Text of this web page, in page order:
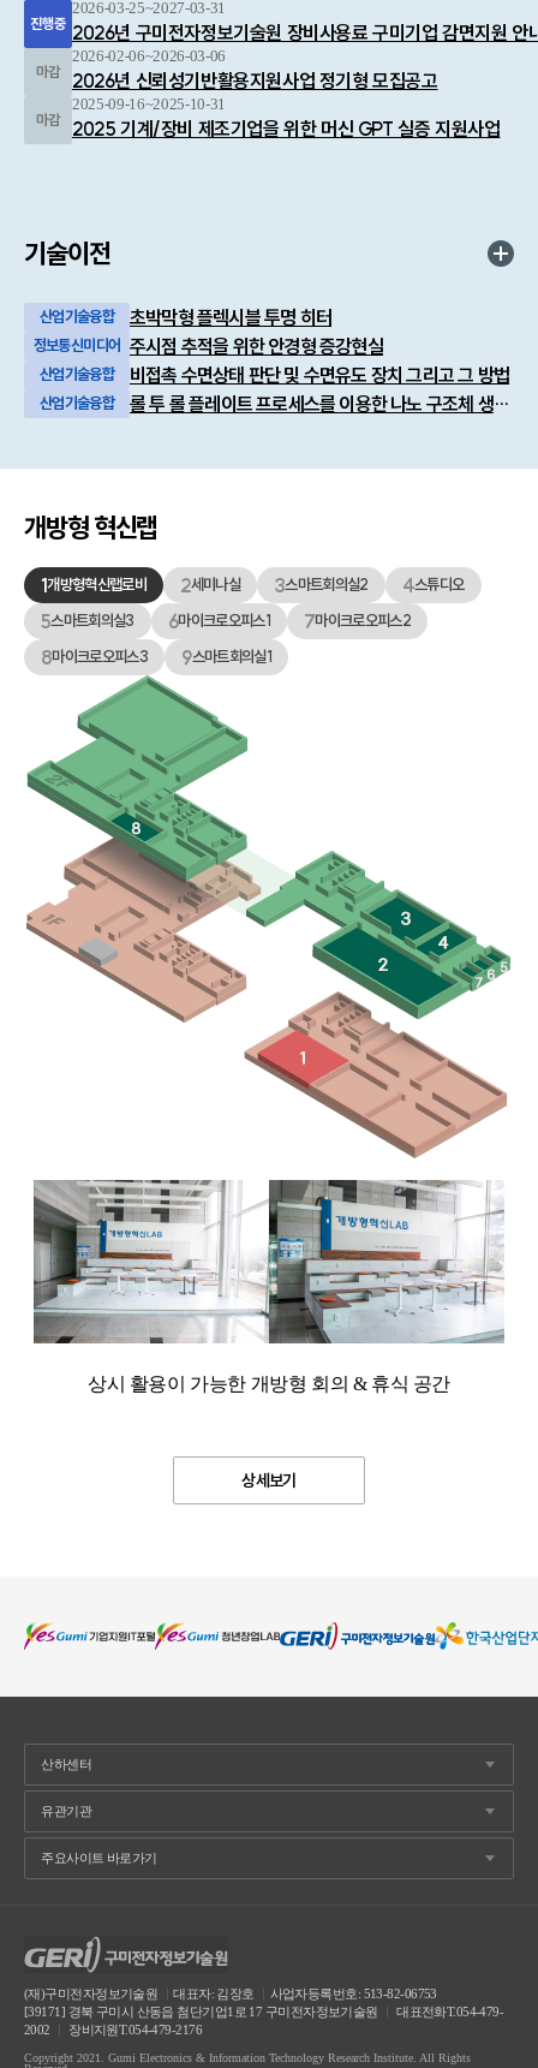
2026-03-25~2027-03-31
2026년 구미전자정보기술원 장비사용료 구미기업 감면지원 안
2026-02-06~2026-03-06
2026년 신뢰성기반활용지원사업 정기형 모집공고
2025-09-16~2025-10-31
2025 기계/장비 제조기업을 위한 머신 GPT 실증 지원사업
기술이전
산업기술융합 초박막형 플렉시블 투명 히터
정보통신미디어 주시점 추적을 위한 안경형 증강현실
산업기술융합 비접촉 수면상태 판단 및 수면유도 장치 그리고 그 방법
산업기술융합 롤 투 롤 플레이트 프로세스를 이용한 나노 구조체 생성 방법
개방형 혁신랩
1개방형혁신랩로비 2세미나실 3스마트회의실2 4스튜디오
5스마트회의실3 6마이크로오피스1 7마이크로오피스2
8마이크로오피스3 9스마트회의실1
상시 활용이 가능한 개방형 회의 & 휴식 공간
상세보기
(재)구미전자정보기술원 ㅣ대표자: 김장호
사업자등록번호: 513-82-06753
[39171] 경북 구미시 산동읍 첨단기업1로 17 구미전자정보기술원
대표전화T.054-479-
2002
장비지원T.054-479-2176
Copyright 2021. Gumi Electronics & Information Technology Research Institute. All Rights